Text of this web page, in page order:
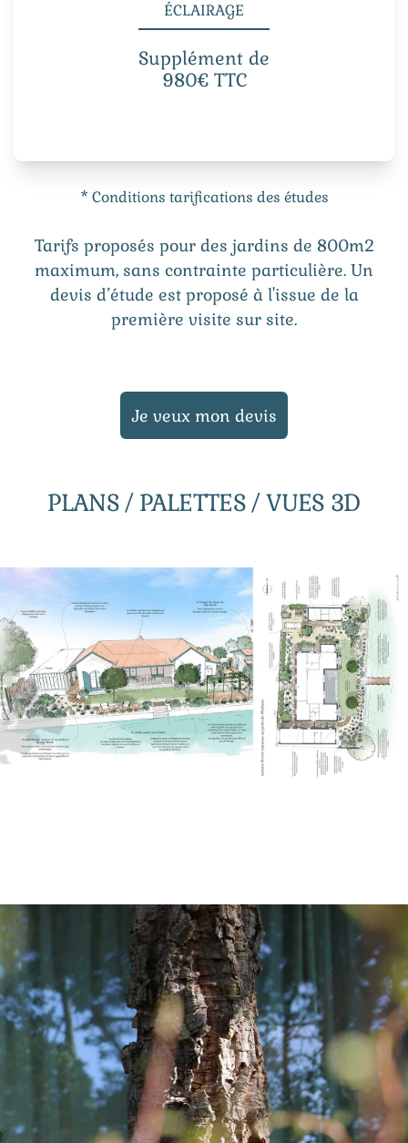
ÉCLAIRAGE
Supplément de
980€ TTC
* Conditions tarifications des études
Tarifs proposés pour des jardins de 800m2
maximum, sans contrainte particulière. Un
devis d’étude est proposé à l'issue de la
première visite sur site.
Je veux mon devis
PLANS / PALETTES / VUES 3D